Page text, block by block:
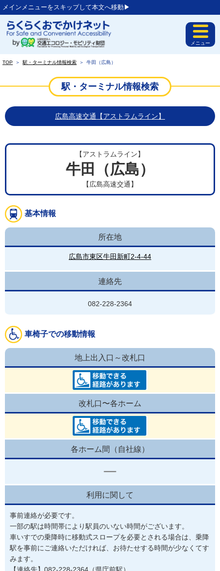
メインメニューをスキップして本文へ移動▶︎
メニュー
TOP ＞ 駅・ターミナル情報検索 ＞ 牛田（広島）
駅・ターミナル情報検索
広島高速交通【アストラムライン】
【アストラムライン】
牛田（広島）
【広島高速交通】
基本情報
所在地
広島市東区牛田新町2-4-44
連絡先
082-228-2364
車椅子での移動情報
地上出入口～改札口
改札口〜各ホーム
各ホーム間（自社線）
利用に関して
事前連絡が必要です。
一部の駅は時間帯により駅員のいない時間がございます。
車いすでの乗降時に移動式スロープを必要とされる場合は、乗降
駅を事前にご連絡いただければ、お待たせする時間が少なくてす
みます。